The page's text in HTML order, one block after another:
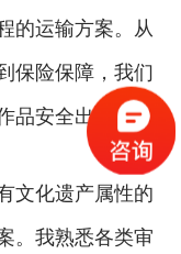
的运输方案。从
保险保障，我们
品安全出境。
文化遗产属性的
。我熟悉各类审